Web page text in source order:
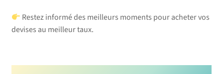
Restez informé des meilleurs moments pour acheter vos
devises au meilleur taux.